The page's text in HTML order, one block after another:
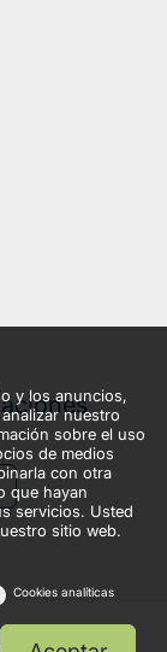
y los anuncios,
nuestro
sobre el uso
de medios
con otra
que hayan
servicios. Usted
sitio web.
Cookies analíticas